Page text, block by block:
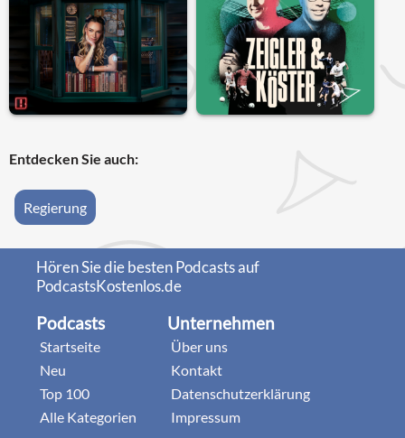
Entdecken Sie auch:
Regierung
Hören Sie die besten Podcasts auf
PodcastsKostenlos.de
Podcasts
Startseite
Neu
Top 100
Alle Kategorien
Unternehmen
Über uns
Kontakt
Datenschutzerklärung
Impressum